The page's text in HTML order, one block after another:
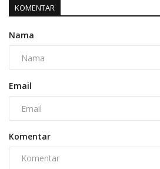
KOMENTAR
Nama
Email
Komentar